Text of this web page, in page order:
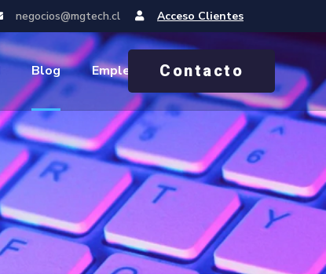
negocios@mgtech.cl Acceso Clientes
Blog Empleos Contacto